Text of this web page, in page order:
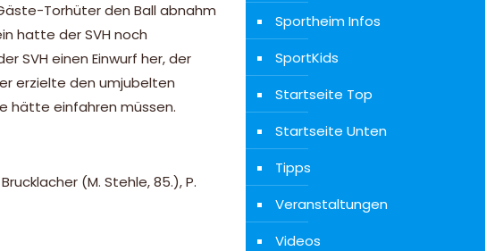
Torhüter den Ball abnahm
hatte der SVH noch
SVH einen Einwurf her, der
erzielte den umjubelten
hätte einfahren müssen.
(M. Stehle, 85.), P.
Sportheim Infos
SportKids
Startseite Top
Startseite Unten
Tipps
Veranstaltungen
Videos